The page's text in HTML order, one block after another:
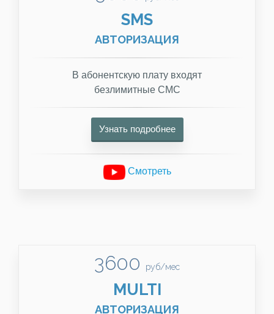
SMS
АВТОРИЗАЦИЯ
В абонентскую плату входят
безлимитные СМС
Узнать подробнее
Смотреть
3600 руб/мес
MULTI
АВТОРИЗАЦИЯ